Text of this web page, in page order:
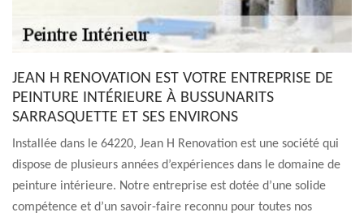
JEAN H RENOVATION EST VOTRE ENTREPRISE DE
PEINTURE INTÉRIEURE À BUSSUNARITS
SARRASQUETTE ET SES ENVIRONS
Installée dans le 64220, Jean H Renovation est une société qui
dispose de plusieurs années d’expériences dans le domaine de
peinture intérieure. Notre entreprise est dotée d’une solide
compétence et d’un savoir-faire reconnu pour toutes nos